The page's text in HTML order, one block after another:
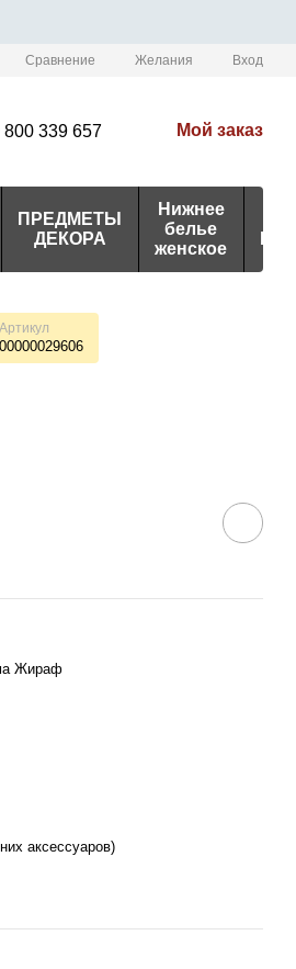
Сравнение Желания Вход
800 339 657 Мой заказ
ПРЕДМЕТЫ
ДЕКОРА
Нижнее
белье
женское
Артикул
00000029606
Жираф
аксессуаров)